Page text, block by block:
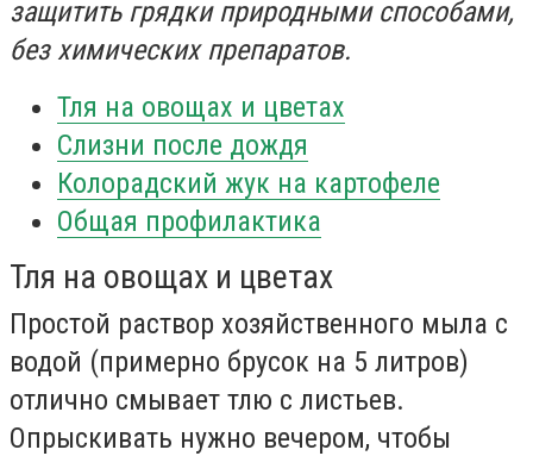
защитить грядки природными способами,
без химических препаратов.
Тля на овощах и цветах
Слизни после дождя
Колорадский жук на картофеле
Общая профилактика
Тля на овощах и цветах
Простой раствор хозяйственного мыла с
водой (примерно брусок на 5 литров)
отлично смывает тлю с листьев.
Опрыскивать нужно вечером, чтобы